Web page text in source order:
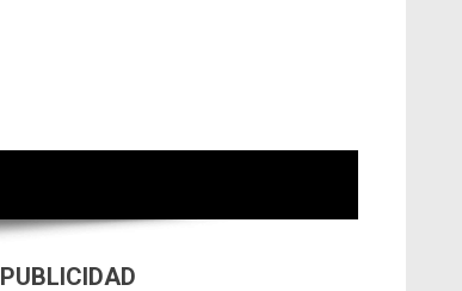
PUBLICIDAD